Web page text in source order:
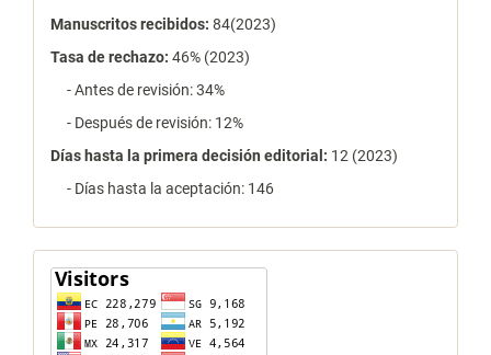
Manuscritos recibidos: 84(2023)
Tasa de rechazo: 46% (2023)
- Antes de revisión: 34%
- Después de revisión: 12%
Días hasta la primera decisión editorial: 12 (2023)
- Días hasta la aceptación: 146
contador